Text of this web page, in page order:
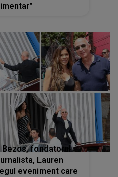
Bezos, fondatorul
Lauren
eveniment care